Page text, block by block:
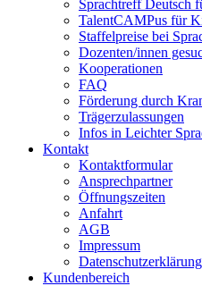
Sprachtreff Deutsch
TalentCAMPus für
Staffelpreise bei
Dozenten/innen
Kooperationen
FAQ
Förderung durch
Trägerzulassungen
Infos in Leichter
Kontakt
Kontaktformular
Ansprechpartner
Öffnungszeiten
Anfahrt
AGB
Impressum
Datenschutzerklärung
Kundenbereich